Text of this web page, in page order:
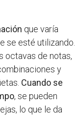
que varía
se esté utilizando.
octavas de notas,
y
Cuando se
, se pueden
lo que le da